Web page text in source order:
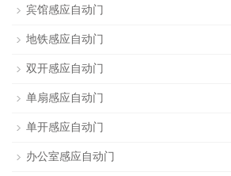
宾馆感应自动门
地铁感应自动门
双开感应自动门
单扇感应自动门
单开感应自动门
办公室感应自动门